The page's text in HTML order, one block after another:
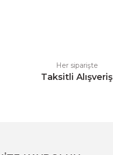
Her siparişte
Taksitli Alışveriş